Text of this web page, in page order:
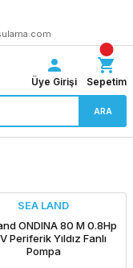
ARA
Üye Girişi Sepetim
SEA LAND
ONDINA 80 M 0.8Hp
Periferik Yıldız Fanlı
Pompa